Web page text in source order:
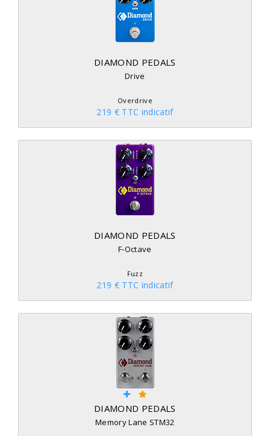
DIAMOND PEDALS
Drive
Overdrive
219 € TTC indicatif
DIAMOND PEDALS
F-Octave
Fuzz
219 € TTC indicatif
DIAMOND PEDALS
Memory Lane STM32